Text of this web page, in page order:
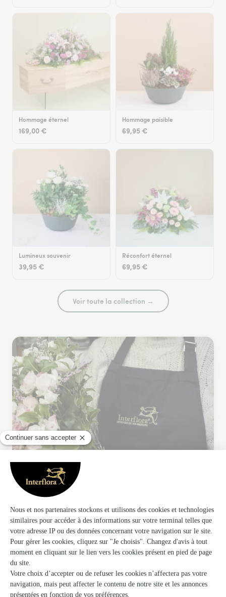
Hommage éternel
169,00 €
Hommage paisible
69,95 €
Lumineux souvenir
39,95 €
Réconfort éternel
69,95 €
Voir toute la collection →